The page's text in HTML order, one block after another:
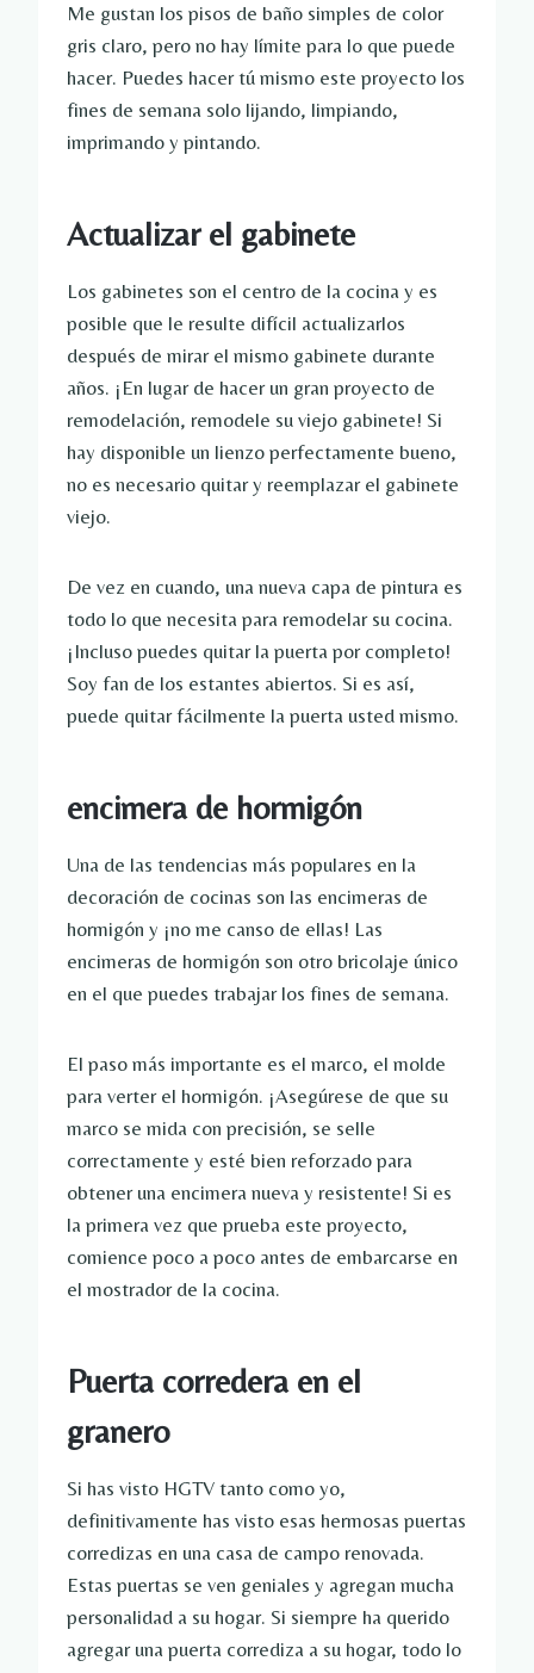
Me gustan los pisos de baño simples de color
gris claro, pero no hay límite para lo que puede
hacer. Puedes hacer tú mismo este proyecto los
fines de semana solo lijando, limpiando,
imprimando y pintando.
Actualizar el gabinete
Los gabinetes son el centro de la cocina y es
posible que le resulte difícil actualizarlos
después de mirar el mismo gabinete durante
años. ¡En lugar de hacer un gran proyecto de
remodelación, remodele su viejo gabinete! Si
hay disponible un lienzo perfectamente bueno,
no es necesario quitar y reemplazar el gabinete
viejo.
De vez en cuando, una nueva capa de pintura es
todo lo que necesita para remodelar su cocina.
¡Incluso puedes quitar la puerta por completo!
Soy fan de los estantes abiertos. Si es así,
puede quitar fácilmente la puerta usted mismo.
encimera de hormigón
Una de las tendencias más populares en la
decoración de cocinas son las encimeras de
hormigón y ¡no me canso de ellas! Las
encimeras de hormigón son otro bricolaje único
en el que puedes trabajar los fines de semana.
El paso más importante es el marco, el molde
para verter el hormigón. ¡Asegúrese de que su
marco se mida con precisión, se selle
correctamente y esté bien reforzado para
obtener una encimera nueva y resistente! Si es
la primera vez que prueba este proyecto,
comience poco a poco antes de embarcarse en
el mostrador de la cocina.
Puerta corredera en el
granero
Si has visto HGTV tanto como yo,
definitivamente has visto esas hermosas puertas
corredizas en una casa de campo renovada.
Estas puertas se ven geniales y agregan mucha
personalidad a su hogar. Si siempre ha querido
agregar una puerta corrediza a su hogar, todo lo